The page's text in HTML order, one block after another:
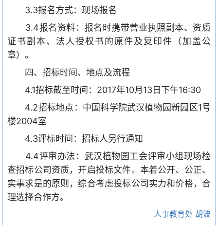
3.3报名方式：现场报名
3.4报名资料：报名时携带营业执照副本、资质
证书副本、法人授权书的原件及复印件（加盖公
章）。
四、招标时间、地点及流程
4.1招标截至时间： 2017年10月 13日下午16:30
4.2招标地点：中国科学院武汉植物园新园区1号
楼2004室
4.3评标时间：招标人另行通知
4.4评审办法：武汉植物园工会评审小组现场检
查招标公司资质，开启投标文件。本着公开、公正、
实事求是的原则，综合考虑投标公司实力和价格，合
理选择合作方。
人事教育处 胡波